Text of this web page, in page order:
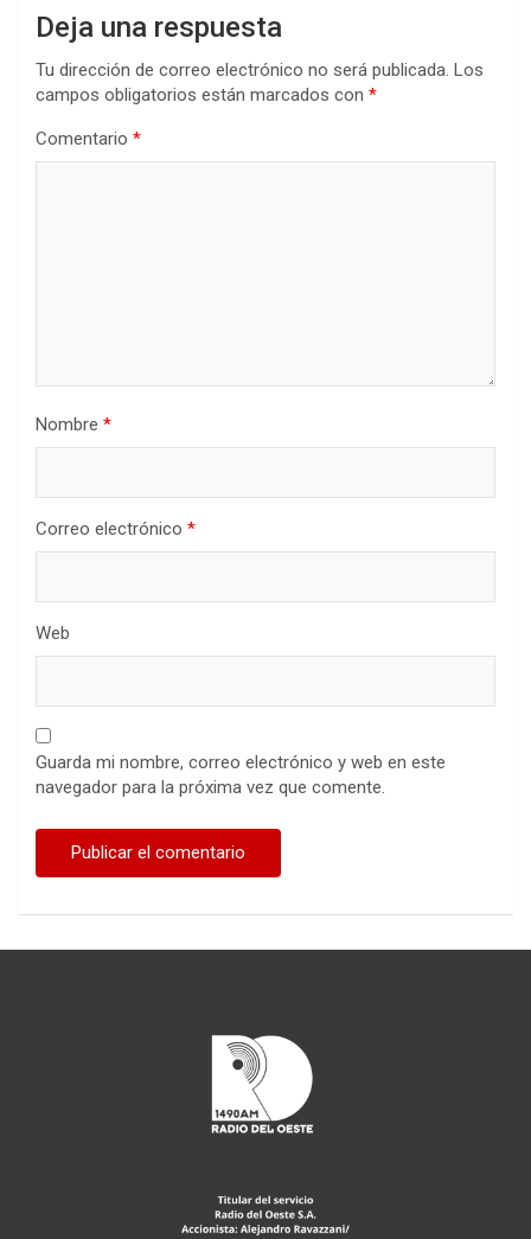
Deja una respuesta
Tu dirección de correo electrónico no será publicada. Los
campos obligatorios están marcados con *
Comentario *
Nombre *
Correo electrónico *
Web
Guarda mi nombre, correo electrónico y web en este
navegador para la próxima vez que comente.